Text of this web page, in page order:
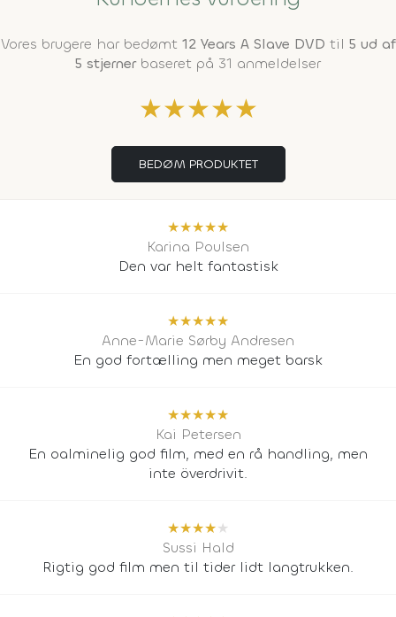
Vores brugere har bedømt 12 Years A Slave DVD til 5 ud af
5 stjernerbaseret på 31 anmeldelser
★★★★★
BEDØM PRODUKTET
★★★★★
Karina Poulsen
Den var helt fantastisk
★★★★★
Anne-Marie Sørby Andresen
En god fortælling men meget barsk
★★★★★
Kai Petersen
En oalminelig god film, med en rå handling, men
inte överdrivit.
★★★★★
Sussi Hald
Rigtig god film men til tider lidt langtrukken.